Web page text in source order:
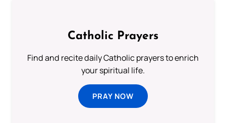
Catholic Prayers
Find and recite daily Catholic prayers to enrich
your spiritual life.
PRAY NOW